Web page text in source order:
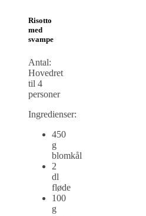
Risotto
med
svampe
Antal:
Hovedret
til 4
personer
Ingredienser:
450
g
blomkål
2
dl
fløde
100
g